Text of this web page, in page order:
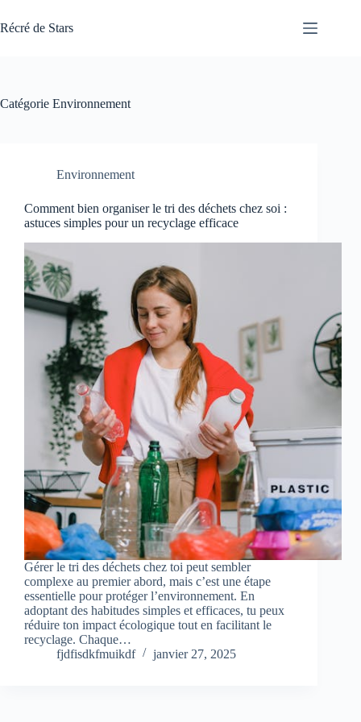
au
contenu
Récré de Stars
Catégorie Environnement
Environnement
Comment bien organiser le tri des déchets chez soi :
astuces simples pour un recyclage efficace
Gérer le tri des déchets chez toi peut sembler
complexe au premier abord, mais c’est une étape
essentielle pour protéger l’environnement. En
adoptant des habitudes simples et efficaces, tu peux
réduire ton impact écologique tout en facilitant le
recyclage. Chaque…
fjdfisdkfmuikdf
janvier 27, 2025